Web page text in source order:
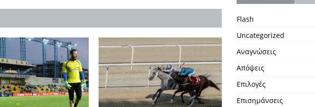
Flash
Uncategorized
Αναγνώσεις
Απόψεις
Επιλογές
Επισημάνσεις